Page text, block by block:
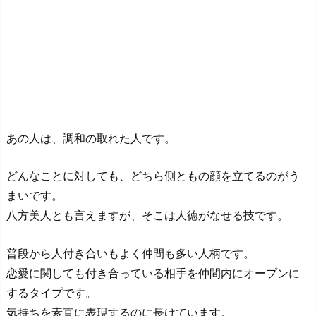
あの人は、調和の取れた人です。
どんなことに対しても、どちら側ともの顔を立てるのがう
まいです。
八方美人とも言えますが、そこは人徳がなせる技です。
普段から人付き合いもよく仲間も多い人柄です。
恋愛に関しても付き合っている相手を仲間内にオープンに
するタイプです。
気持ちを素直に表現するのに長けています。